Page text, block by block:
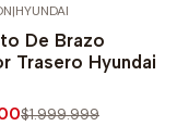
|HYUNDAI
De Brazo
Trasero Hyundai
$1.999.999